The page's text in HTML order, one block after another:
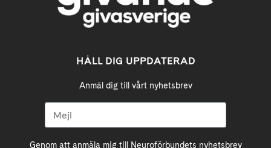
HÅLL DIG UPPDATERAD
Anmäl dig till vårt nyhetsbrev
Genom att anmäla mig till Neuroförbundets nyhetsbrev